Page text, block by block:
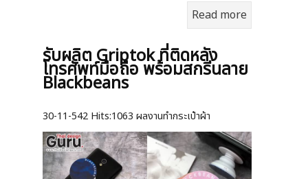
Read more
รับผลิต Griptok ที่ติดหลัง
โทรศัพท์มือถือ พร้อมสกรีนลาย
Blackbeans
30-11-542 Hits:1063 ผลงานทำกระเป๋าผ้า